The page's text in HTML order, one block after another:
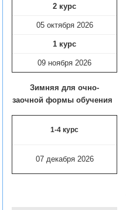
2 курс
05 октября 2026
1 курс
09 ноября 2026
Зимняя для очно-
заочной формы обучения
1-4 курс
07 декабря 2026